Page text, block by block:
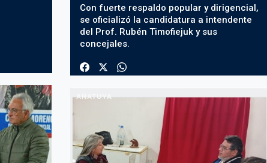
Con fuerte respaldo popular y dirigencial,
se oficializó la candidatura a intendente
del Prof. Rubén Timofiejuk y sus
concejales.
AÑATUYA